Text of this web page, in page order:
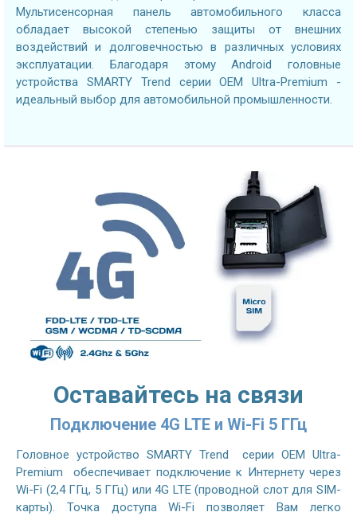
Мультисенсорная панель автомобильного класса
обладает высокой степенью защиты от внешних
воздействий и долговечностью в различных условиях
эксплуатации. Благодаря этому Android головные
устройства SMARTY Trend серии OEM Ultra-Premium -
идеальный выбор для автомобильной промышленности.
Оставайтесь на связи
Подключение 4G LTE и Wi-Fi 5 ГГц
Головное устройство SMARTY Trend серии OEM Ultra-
Premium обеспечивает подключение к Интернету через
Wi-Fi (2,4 ГГц, 5 ГГц) или 4G LTE (проводной слот для SIM-
карты). Точка доступа Wi-Fi позволяет Вам легко